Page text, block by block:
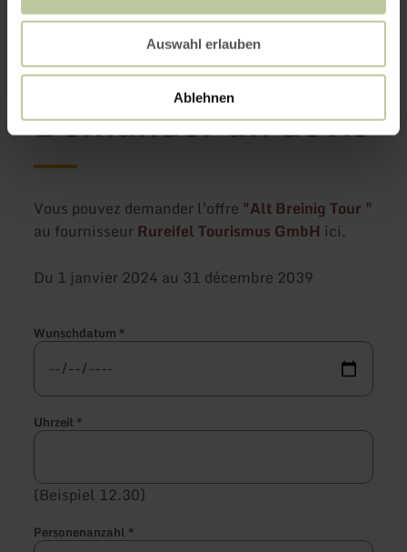
Auswahl erlauben
Ablehnen
Contact du prestataire
Demander un devis
Vous pouvez demander l'offre "Alt Breinig Tour "
au fournisseurRureifel Tourismus GmbH ici.
Du 1 janvier 2024 au 31 décembre 2039
Wunschdatum *
Uhrzeit*
(Beispiel 12.30)
Personenanzahl *